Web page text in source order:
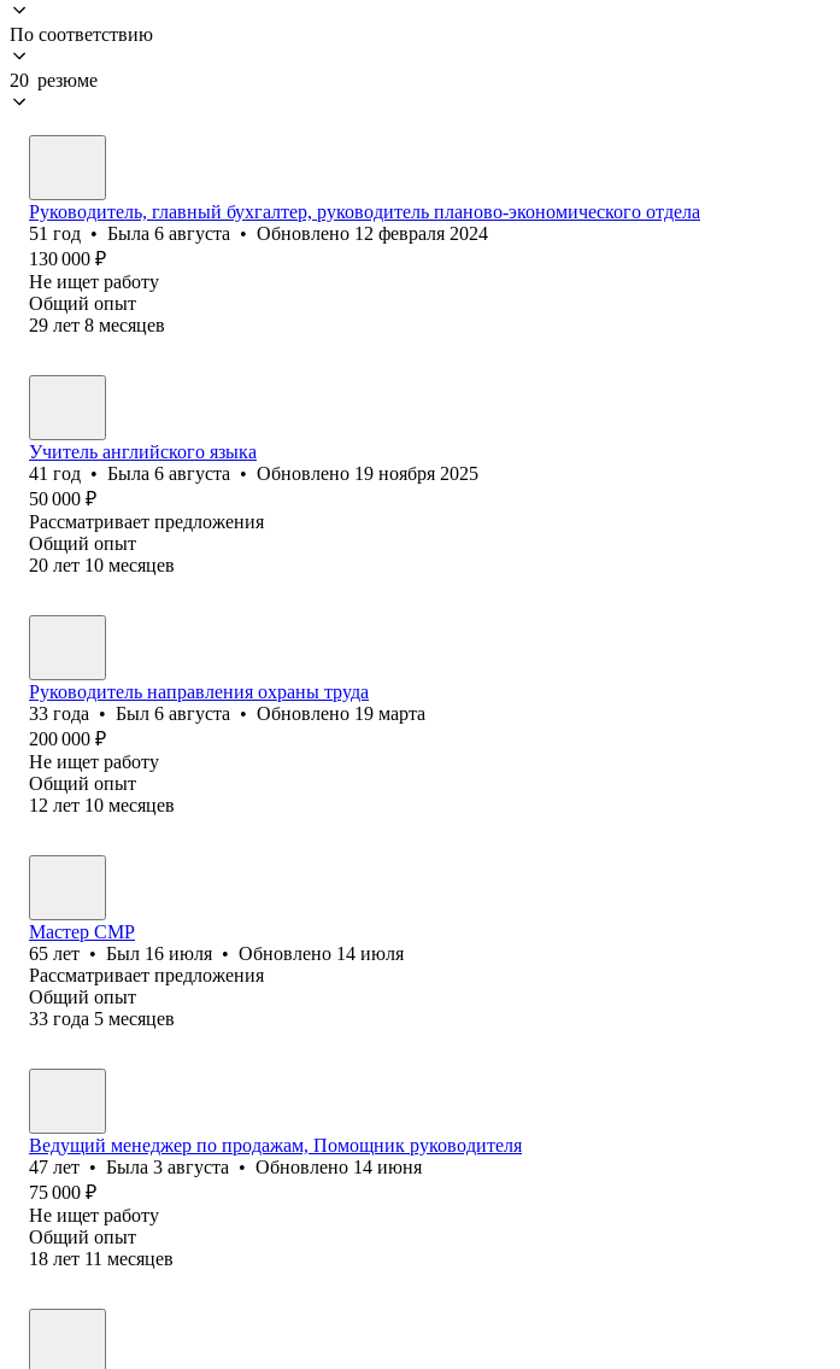
По соответствию
20 резюме
Руководитель, главный бухгалтер, руководитель планово-экономического отдела
51 год • Была 6 августа • Обновлено 12 февраля 2024
130 000 ₽
Не ищет работу
Общий опыт
29 лет 8 месяцев
Учитель английского языка
41 год • Была 6 августа • Обновлено 19 ноября 2025
50 000 ₽
Рассматривает предложения
Общий опыт
20 лет 10 месяцев
Руководитель направления охраны труда
33 года • Был 6 августа • Обновлено 19 марта
200 000 ₽
Не ищет работу
Общий опыт
12 лет 10 месяцев
Мастер СМР
65 лет • Был 16 июля • Обновлено 14 июля
Рассматривает предложения
Общий опыт
33 года 5 месяцев
Ведущий менеджер по продажам, Помощник руководителя
47 лет • Была 3 августа • Обновлено 14 июня
75 000 ₽
Не ищет работу
Общий опыт
18 лет 11 месяцев